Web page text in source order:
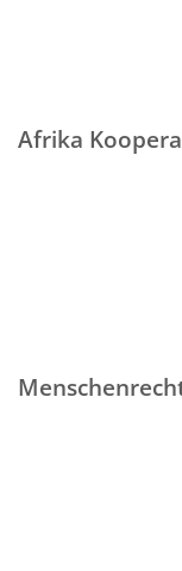
Afrika